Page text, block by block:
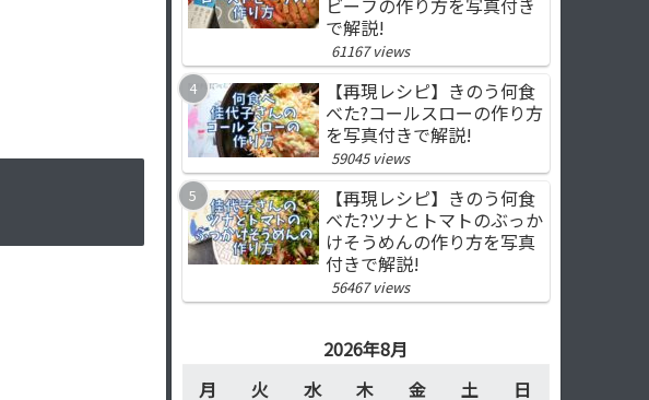
ビーフの作り方を写真付き
で解説!
61167 views
【再現レシピ】きのう何食
べた?コールスローの作り方
を写真付きで解説!
59045 views
【再現レシピ】きのう何食
べた?ツナとトマトのぶっか
けそうめんの作り方を写真
付きで解説!
56467 views
2026年8月
月
火 水 木 金 土 日